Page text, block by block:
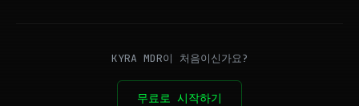
KYRA MDR이 처음이신가요?
무료로 시작하기